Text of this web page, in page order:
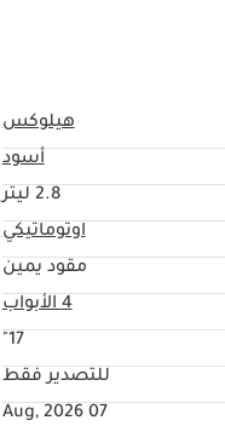
هيلوكس
أسود
2.8 ليتر
اوتوماتيكي
مقود يمين
4 الأبواب
17"
للتصدير فقط
07 Aug, 2026